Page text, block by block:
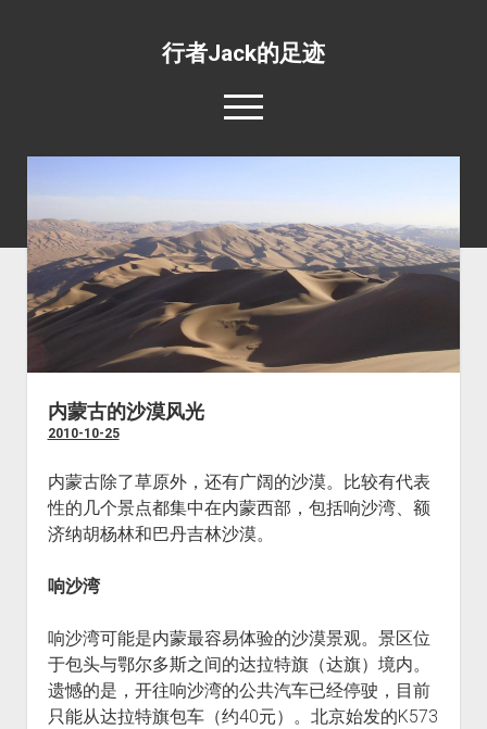
行者Jack的足迹
open
menu
专题照片
open
dropdown
menu
世界美食
野生动物
宗教场所
文化遗址
世界之最
旅游杂文
open
dropdown
menu
环绕地球一周并不难
工薪族也可以周游世界
目的地推荐
open
dropdown
四条最惊心动魄的航线
五条最具挑战性的公路
五条最值得体验的火车线路
内蒙古的沙漠风光
2010-10-25
内蒙古除了草原外，还有广阔的沙漠。比较有代表
性的几个景点都集中在内蒙西部，包括响沙湾、额
济纳胡杨林和巴丹吉林沙漠。
响沙湾
响沙湾可能是内蒙最容易体验的沙漠景观。景区位
于包头与鄂尔多斯之间的达拉特旗（达旗）境内。
遗憾的是，开往响沙湾的公共汽车已经停驶，目前
只能从达拉特旗包车（约40元）。北京始发的K573